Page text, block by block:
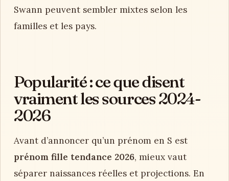
Swann peuvent sembler mixtes selon les
familles et les pays.
Popularité : ce que disent
vraiment les sources 2024-
2026
Avant d’annoncer qu’un prénom en S est
prénom fille tendance 2026, mieux vaut
séparer naissances réelles et projections. En